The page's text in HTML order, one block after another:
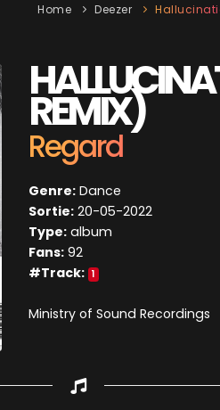
Home Deezer
REMIX)
Regard
Genre: Dance
Sortie: 20-05-2022
Type: album
Fans: 92
#Track: 1
Ministry of Sound Recordings